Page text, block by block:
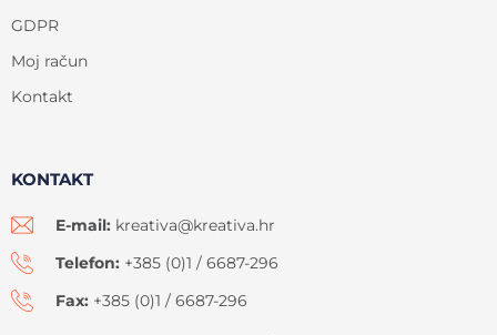
GDPR
Moj račun
Kontakt
KONTAKT
E-mail: kreativa@kreativa.hr
Telefon: +385 (0)1 / 6687-296
Fax: +385 (0)1 / 6687-296